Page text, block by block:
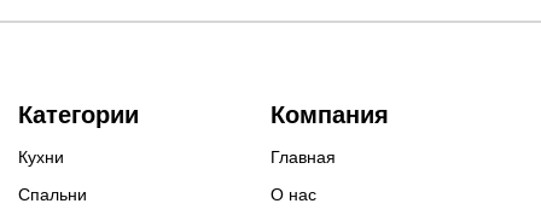
Категории
Кухни
Спальни
Компания
Главная
О нас